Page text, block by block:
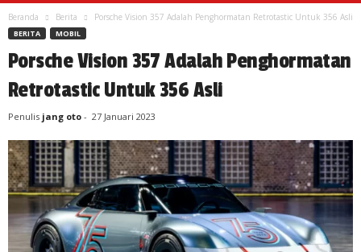
Beranda Berita Porsche Vision 357 Adalah Penghormatan Retrotastic Untuk 356 Asli
BERITA MOBIL
Porsche Vision 357 Adalah Penghormatan
Retrotastic Untuk 356 Asli
Penulis jang oto - 27 Januari 2023